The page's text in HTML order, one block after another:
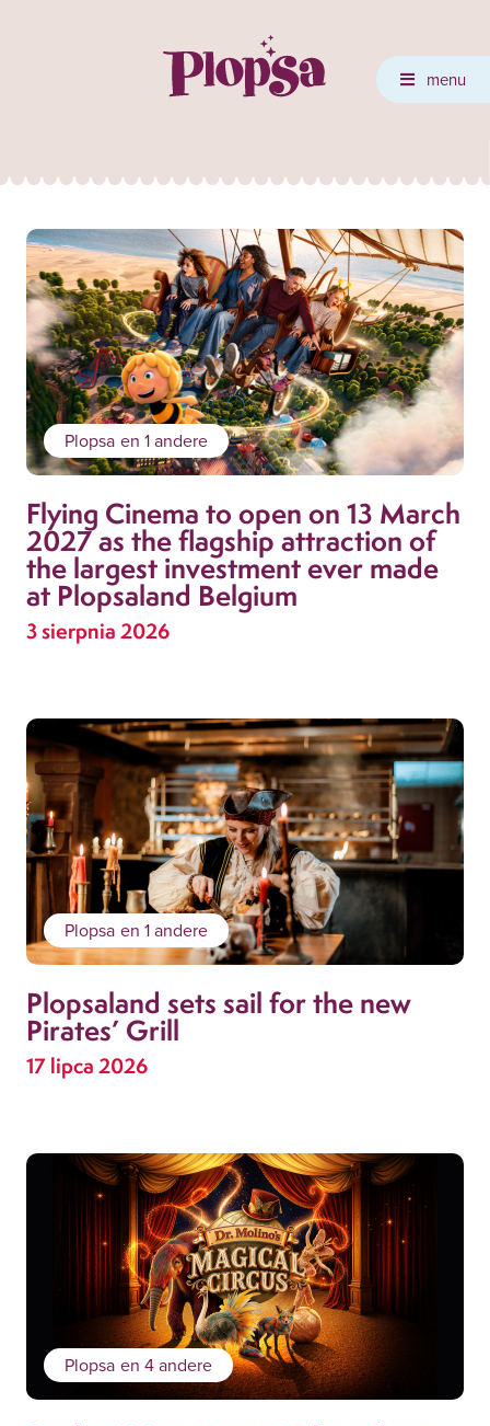
menu
Plopsa en 1 andere
Flying Cinema to open on 13 March
2027 as the flagship attraction of
the largest investment ever made
at Plopsaland Belgium
3 sierpnia 2026
Plopsa en 1 andere
Plopsaland sets sail for the new
Pirates’ Grill
17 lipca 2026
Plopsa en 4 andere